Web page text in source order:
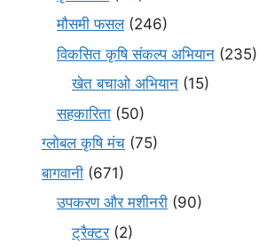
मौसमी फसल(246)
विकसित कृषि संकल्प अभियान (235)
खेत बचाओ अभियान (15)
सहकारिता (50)
ग्लोबल कृषि मंच (75)
बागवानी (671)
उपकरण और मशीनरी (90)
ट्रैक्टर(2)